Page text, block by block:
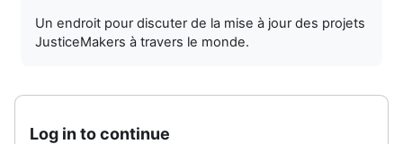
Un endroit pour discuter de la mise à jour des projets
JusticeMakers à travers le monde.
Log in to continue